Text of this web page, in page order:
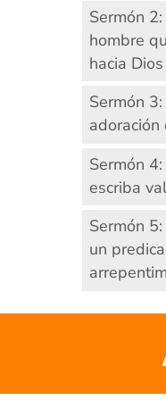
Sermón
hombre
hacia Dios
Sermón
Sermón
escriba
Sermón
un